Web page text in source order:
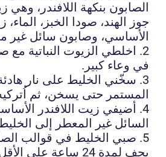
الصابون بنكهة اللافندر، وهي
جوز الهند، صودا الخبز، الماء،
الأساسي، وصابون سائل غير
2. اخلطي الزيوت النباتية مع
في وعاء كبير.
3. سخّني الخليط على نار
المستمر حتى يسخن، ثم اُتركيه
4. أضيفي زيت اللافندر
السائل غير المعطر إلى
5. صبي الخليط في قوالب
يجف لمدة 24 ساعة على الأقل.